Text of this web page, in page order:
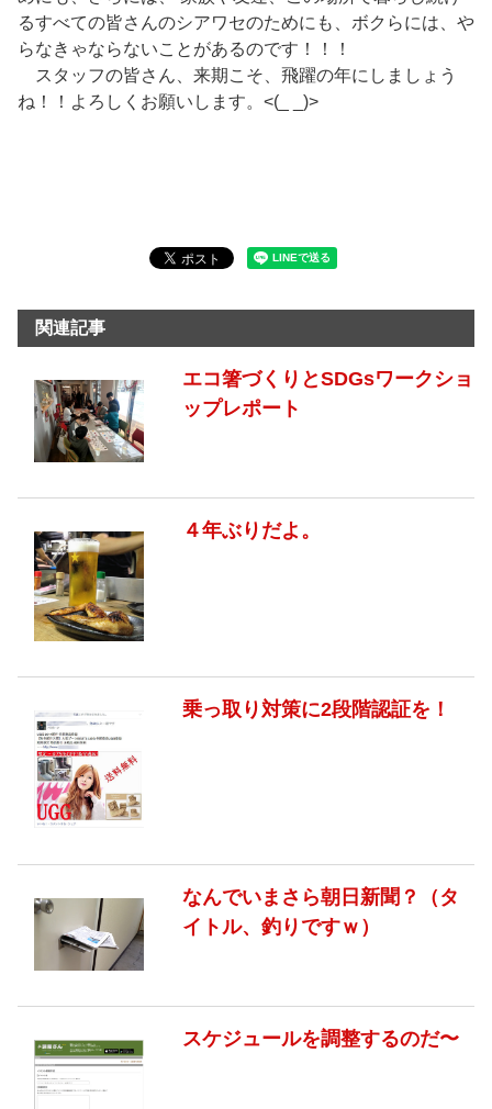
るすべての皆さんのシアワセのためにも、ボクらには、や
らなきゃならないことがあるのです！！！
スタッフの皆さん、来期こそ、飛躍の年にしましょう
ね！！よろしくお願いします。<(_ _)>
関連記事
エコ箸づくりとSDGsワークショ
ップレポート
４年ぶりだよ。
乗っ取り対策に2段階認証を！
なんでいまさら朝日新聞？（タ
イトル、釣りですｗ）
スケジュールを調整するのだ〜